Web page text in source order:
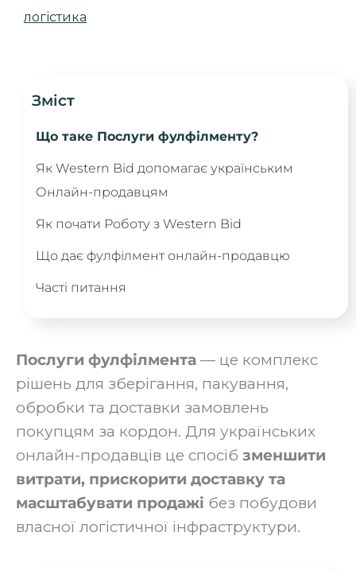
логістика
Зміст
Що таке Послуги фулфілменту?
Як Western Bid допомагає українським
Онлайн-продавцям
Як почати Роботу з Western Bid
Що дає фулфілмент онлайн-продавцю
Часті питання
Послуги фулфілмента — це комплекс
рішень для зберігання, пакування,
обробки та доставки замовлень
покупцям за кордон. Для українських
онлайн-продавців це спосіб зменшити
витрати, прискорити доставку та
масштабувати продажі без побудови
власної логістичної інфраструктури.